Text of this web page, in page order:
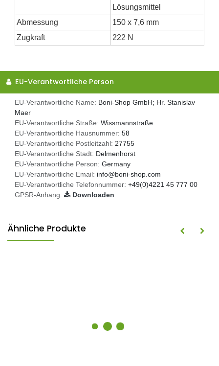
Lösungsmittel
Abmessung
150 x 7,6 mm
Zugkraft
222 N
EU-Verantwortliche Person
EU-Verantwortliche Name: Boni-Shop GmbH; Hr. Stanislav
Maer
EU-Verantwortliche Straße: Wissmannstraße
EU-Verantwortliche Hausnummer: 58
EU-Verantwortliche Postleitzahl: 27755
EU-Verantwortliche Stadt: Delmenhorst
EU-Verantwortliche Person: Germany
EU-Verantwortliche Email: info@boni-shop.com
EU-Verantwortliche Telefonnummer: +49(0)4221 45 777 00
GPSR-Anhang:
Downloaden
Ähnliche Produkte